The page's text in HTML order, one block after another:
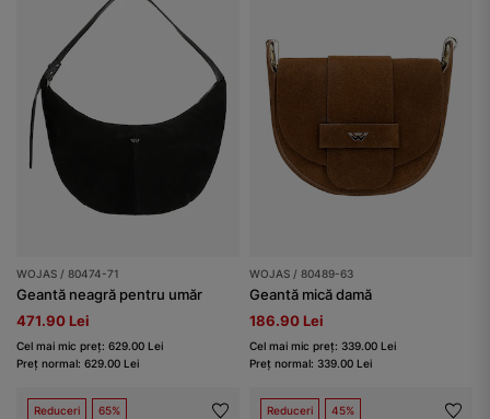
WOJAS / 80474-71
Geantă neagră pentru umăr
471.90 Lei
Cel mai mic preț: 629.00 Lei
Preț normal: 629.00 Lei
WOJAS / 80489-63
Geantă mică damă
186.90 Lei
Cel mai mic preț: 339.00 Lei
Preț normal: 339.00 Lei
Reduceri 65% Reduceri 45%